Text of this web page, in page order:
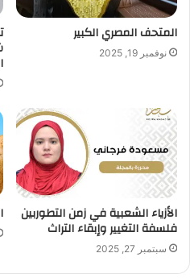
المتحف المصري الكبير
نوفمبر 19, 2025
الأزياء الشعبية في زمن التطوربين
فلسفة التغيير وإبقاء التراث
سبتمبر 27, 2025